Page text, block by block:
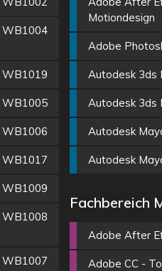
WB1004
WB1019
WB1005
WB1006
WB1017
WB1009
WB1008
WB1007
Motiondesign
Adobe
Autodesk 3ds
Autodesk 3ds
Autodesk
Autodesk
Fachbereich
Adobe After
Adobe CC -